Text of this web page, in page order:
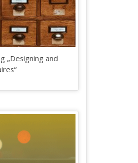
„Designing and